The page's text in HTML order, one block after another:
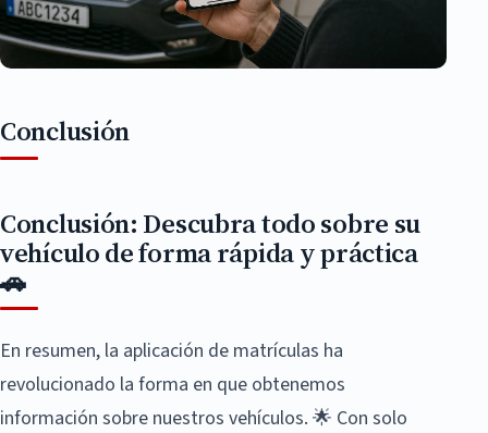
Conclusión
Conclusión: Descubra todo sobre su
vehículo de forma rápida y práctica
🚗
En resumen, la aplicación de matrículas ha
revolucionado la forma en que obtenemos
información sobre nuestros vehículos. 🌟 Con solo